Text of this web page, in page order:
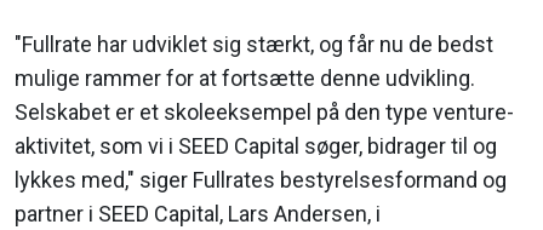
"Fullrate har udviklet sig stærkt, og får nu de bedst
mulige rammer for at fortsætte denne udvikling.
Selskabet er et skoleeksempel på den type venture-
aktivitet, som vi i SEED Capital søger, bidrager til og
lykkes med," siger Fullrates bestyrelsesformand og
partner i SEED Capital, Lars Andersen, i